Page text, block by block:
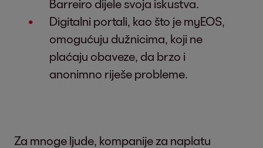
Barreiro dijele svoja iskustva.
Digitalni portali, kao što je myEOS,
omogućuju dužnicima, koji ne
plaćaju obaveze, da brzo i
anonimno riješe probleme.
Za mnoge ljude, kompanije za naplatu